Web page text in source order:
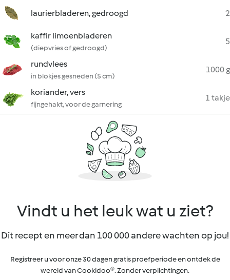
laurierbladeren, gedroogd 2
kaffir limoenbladeren
(diepvries of gedroogd)
5
rundvlees
in blokjes gesneden (5 cm)
1000 g
koriander, vers
fijngehakt, voor de garnering
1 takje
Vindt u het leuk wat u ziet?
Dit recept en meer dan 100 000 andere wachten op jou!
Registreer u voor onze 30 dagen gratis proefperiode en ontdek de
wereld van Cookidoo®. Zonder verplichtingen.